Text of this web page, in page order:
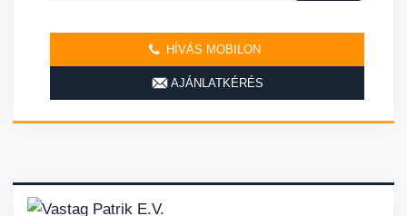
HÍVÁS MOBILON
AJÁNLATKÉRÉS